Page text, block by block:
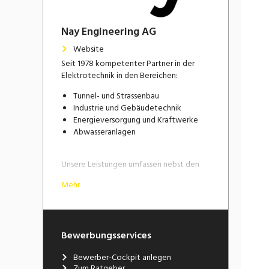
Nay Engineering AG
Website
Seit 1978 kompetenter Partner in der
Elektrotechnik in den Bereichen:
Tunnel- und Strassenbau
Industrie und Gebäudetechnik
Energieversorgung und Kraftwerke
Abwasseranlagen
Unsere Leistungen umfassen nebst den
Bauleitung auch Konzeptentwürfe und
Zusammen mit unseren Projektpartnern
suchen wir dich als Fachkraft. Bringe dich
Mehr
Bewerbungsservices
Bewerber-Cockpit anlegen